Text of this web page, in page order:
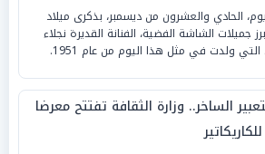
الحادي والعشرون من ديسمبر، بذكرى ميلاد
جميلات الشاشة الفضية، الفنانة القديرة نجلاء
ولدت في مثل هذا اليوم من عام 1951.
الساخر.. وزارة الثقافة تفتتح معرضا